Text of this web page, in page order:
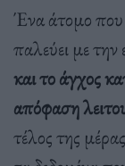
Ένα άτομο που
παλεύει με την
και το άγχος
απόφαση
τέλος της